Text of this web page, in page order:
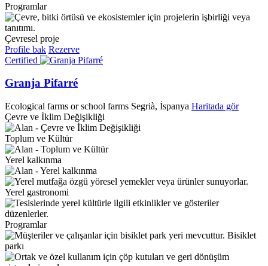
Programlar
Çevresel proje
Profile bak Rezerve
Certified
Granja Pifarré
Ecological farms or school farms Segrià, İspanya Haritada gör
Çevre ve İklim Değişikliği
Toplum ve Kültür
Yerel kalkınma
Yerel gastronomi
Programlar
Bisiklet
parkı